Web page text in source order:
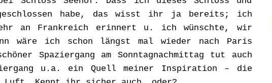
habe, das wisst ihr ja bereits; ich
an Frankreich erinnert u. ich wünschte, wir
wäre ich schon längst mal wieder nach Paris
Spaziergang am Sonntagnachmittag tut auch
u.a. ein Quell meiner Inspiration – die